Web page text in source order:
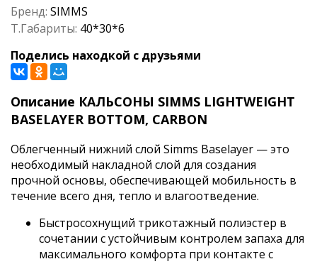
Бренд: SIMMS
Т.Габариты: 40*30*6
Поделись находкой с друзьями
Описание КАЛЬСОНЫ SIMMS LIGHTWEIGHT
BASELAYER BOTTOM, CARBON
Облегченный нижний слой Simms Baselayer — это
необходимый накладной слой для создания
прочной основы, обеспечивающей мобильность в
течение всего дня, тепло и влагоотведение.
Быстросохнущий трикотажный полиэстер в
сочетании с устойчивым контролем запаха для
максимального комфорта при контакте с